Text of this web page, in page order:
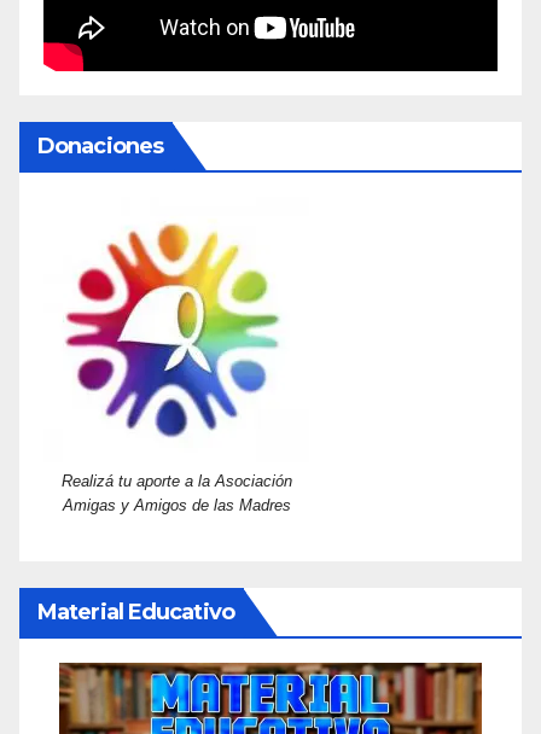
Donaciones
Realizá tu aporte a la Asociación
Amigas y Amigos de las Madres
Material Educativo